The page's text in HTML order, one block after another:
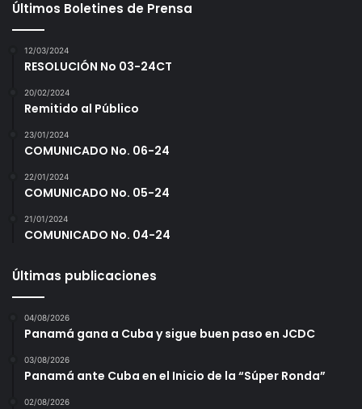
Últimos Boletines de Prensa
12/03/2024
RESOLUCIÓN No 03-24CT
20/02/2024
Remitido al Público
23/01/2024
COMUNICADO No. 06-24
22/01/2024
COMUNICADO No. 05-24
21/01/2024
COMUNICADO No. 04-24
Últimas publicaciones
04/08/2026
Panamá gana a Cuba y sigue buen paso en JCDC
03/08/2026
Panamá ante Cuba en el Inicio de la “Súper Ronda”
02/08/2026